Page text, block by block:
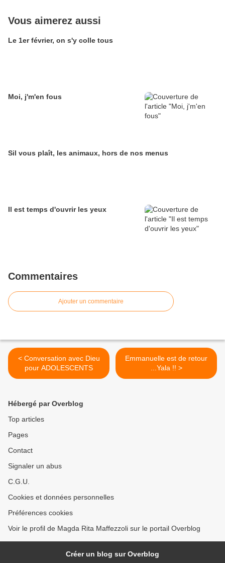
Vous aimerez aussi
Le 1er février, on s'y colle tous
Moi, j'm'en fous
Sil vous plaît, les animaux, hors de nos menus
Il est temps d'ouvrir les yeux
Commentaires
Ajouter un commentaire
< Conversation avec Dieu
pour ADOLESCENTS
Emmanuelle est de retour
...Yala !! >
Hébergé par Overblog
Top articles
Pages
Contact
Signaler un abus
C.G.U.
Cookies et données personnelles
Préférences cookies
Voir le profil de Magda Rita Maffezzoli sur le portail Overblog
Créer un blog sur Overblog